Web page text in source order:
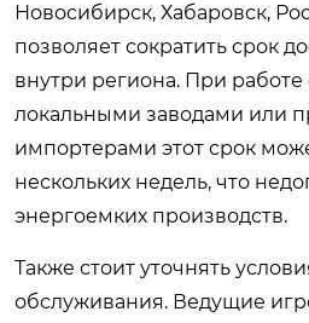
Новосибирск, Хабаровск,
позволяет сократить срок
внутри региона. При
локальными заводами или
импортерами этот срок
нескольких недель, что
энергоемких производств.
Также стоит уточнять
обслуживания. Ведущие